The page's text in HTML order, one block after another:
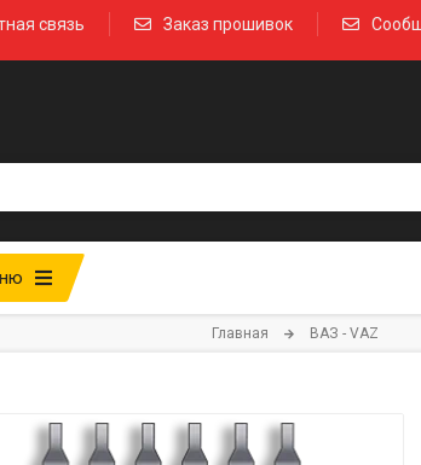
связь Заказ прошивок
Главная ВАЗ - VAZ